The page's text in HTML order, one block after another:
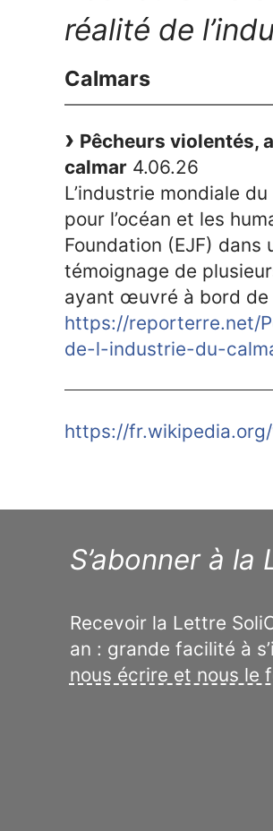
réalité de
Calmars
Pêcheurs violentés,
calmar 4.06.26
L’industrie mondiale
pour l’océan et les
Foundation (EJF)
témoignage de
ayant œuvré à bord de
https://reporterre.net/
de-l-industrie-du-
https://
S’abonner à
Recevoir la Lettre
an : grande facilité à
nous écrire et nous le